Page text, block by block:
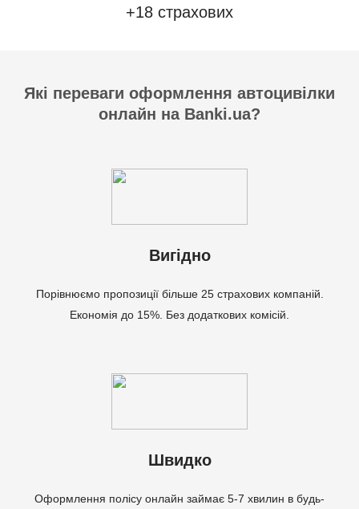
+18 страхових
Які переваги оформлення автоцивілки
онлайн на Banki.ua?
Вигідно
Порівнюємо пропозиції більше 25 страхових компаній.
Економія до 15%. Без додаткових комісій.
Швидко
Оформлення полісу онлайн займає 5-7 хвилин в будь-